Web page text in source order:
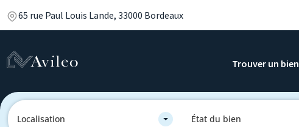
65 rue Paul Louis Lande, 33000 Bordeaux
Trouver un bien
Localisation État du bien